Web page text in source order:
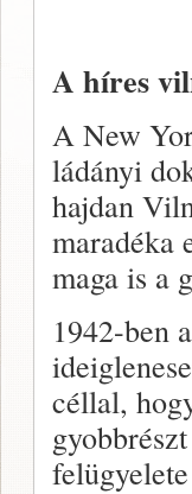
A híres
A New
ládányi
hajdan
mara­déka
maga is a
1942-ben
céllal,